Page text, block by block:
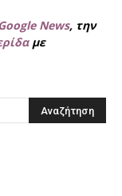
News, την
με